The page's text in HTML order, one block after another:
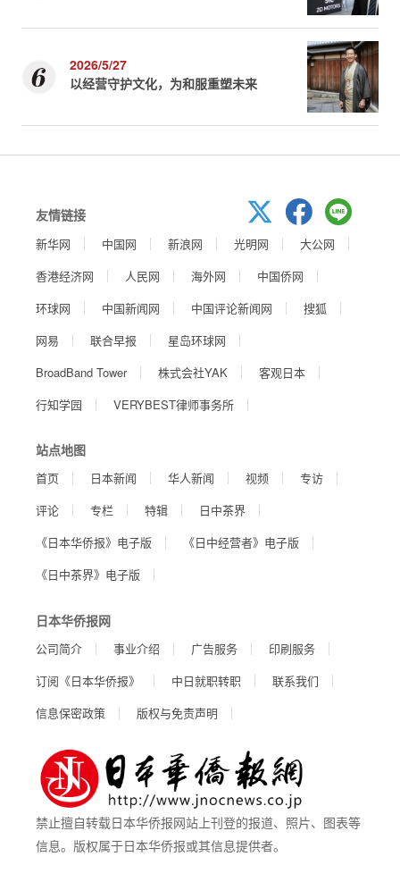
2026/5/27
以经营守护文化，为和服重塑未来
友情链接
新华网 中国网 新浪网 光明网
大公网
香港经济网
人民网 海外网
中国侨网
环球网
中国新闻网 中国评论新闻网
搜狐
网易
联合早报
星岛环球网
BroadBand Tower
株式会社YAK
客观日本
行知学园
VERYBEST律师事务所
站点地图
首页 日本新闻 华人新闻 视频
专访
评论
专栏 特辑
日中茶界
《日本华侨报》电子版
《日中经营者》电子版
《日中茶界》电子版
日本华侨报网
公司简介 事业介绍 广告服务
印刷服务
订阅《日本华侨报》
中日就职转职
联系我们
信息保密政策
版权与免责声明
禁止擅自转载日本华侨报网站上刊登的报道、照片、图表等
信息。版权属于日本华侨报或其信息提供者。